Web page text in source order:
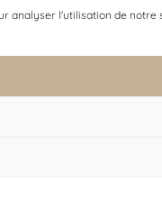
analyser l'utilisation de